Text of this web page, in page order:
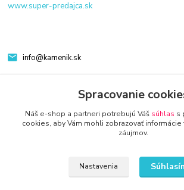
www.super-predajca.sk
info@kamenik.sk
Spracovanie
Náš e-shop a partneri potrebujú Váš súhlas s
cookies, aby Vám mohli zobrazovať informácie
záujmov.
Nastavenia